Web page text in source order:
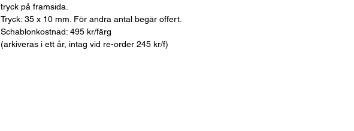
tryck på framsida.
Tryck: 35 x 10 mm. För andra antal begär offert.
Schablonkostnad: 495 kr/färg
(arkiveras i ett år, intag vid re-order 245 kr/f)